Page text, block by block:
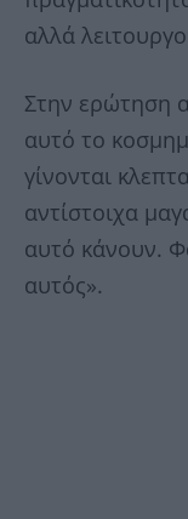
αλλά
Στην ερώτηση
αυτό το
γίνονται
αντίστοιχα
αυτό κάνουν.
αυτός».